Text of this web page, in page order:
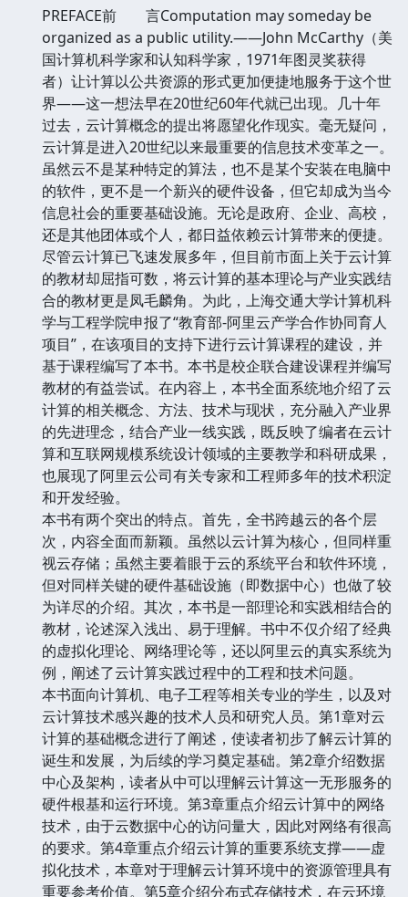
PREFACE前 言Computation may someday be
organized as a public utility.——John McCarthy（美
国计算机科学家和认知科学家，1971年图灵奖获得
者）让计算以公共资源的形式更加便捷地服务于这个世
界——这一想法早在20世纪60年代就已出现。几十年
过去，云计算概念的提出将愿望化作现实。毫无疑问，
云计算是进入20世纪以来最重要的信息技术变革之一。
虽然云不是某种特定的算法，也不是某个安装在电脑中
的软件，更不是一个新兴的硬件设备，但它却成为当今
信息社会的重要基础设施。无论是政府、企业、高校，
还是其他团体或个人，都日益依赖云计算带来的便捷。
尽管云计算已飞速发展多年，但目前市面上关于云计算
的教材却屈指可数，将云计算的基本理论与产业实践结
合的教材更是凤毛麟角。为此，上海交通大学计算机科
学与工程学院申报了“教育部-阿里云产学合作协同育人
项目”，在该项目的支持下进行云计算课程的建设，并
基于课程编写了本书。本书是校企联合建设课程并编写
教材的有益尝试。在内容上，本书全面系统地介绍了云
计算的相关概念、方法、技术与现状，充分融入产业界
的先进理念，结合产业一线实践，既反映了编者在云计
算和互联网规模系统设计领域的主要教学和科研成果，
也展现了阿里云公司有关专家和工程师多年的技术积淀
和开发经验。
本书有两个突出的特点。首先，全书跨越云的各个层
次，内容全面而新颖。虽然以云计算为核心，但同样重
视云存储；虽然主要着眼于云的系统平台和软件环境，
但对同样关键的硬件基础设施（即数据中心）也做了较
为详尽的介绍。其次，本书是一部理论和实践相结合的
教材，论述深入浅出、易于理解。书中不仅介绍了经典
的虚拟化理论、网络理论等，还以阿里云的真实系统为
例，阐述了云计算实践过程中的工程和技术问题。
本书面向计算机、电子工程等相关专业的学生，以及对
云计算技术感兴趣的技术人员和研究人员。第1章对云
计算的基础概念进行了阐述，使读者初步了解云计算的
诞生和发展，为后续的学习奠定基础。第2章介绍数据
中心及架构，读者从中可以理解云计算这一无形服务的
硬件根基和运行环境。第3章重点介绍云计算中的网络
技术，由于云数据中心的访问量大，因此对网络有很高
的要求。第4章重点介绍云计算的重要系统支撑——虚
拟化技术，本章对于理解云计算环境中的资源管理具有
重要参考价值。第5章介绍分布式存储技术，在云环境